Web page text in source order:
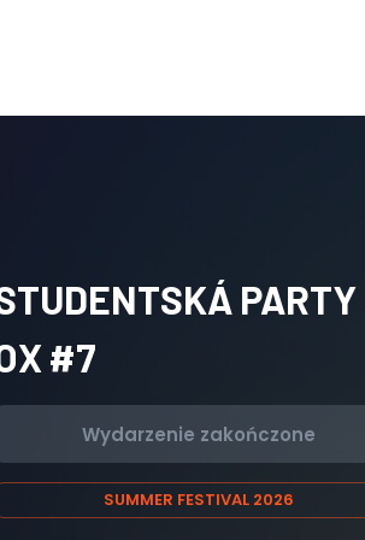
#7
Wydarzenie zakończone
SUMMER FESTIVAL 2026